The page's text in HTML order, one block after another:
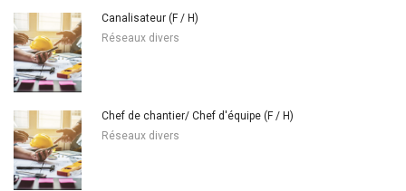
Canalisateur (F / H)
Réseaux divers
Chef de chantier/ Chef d'équipe (F / H)
Réseaux divers